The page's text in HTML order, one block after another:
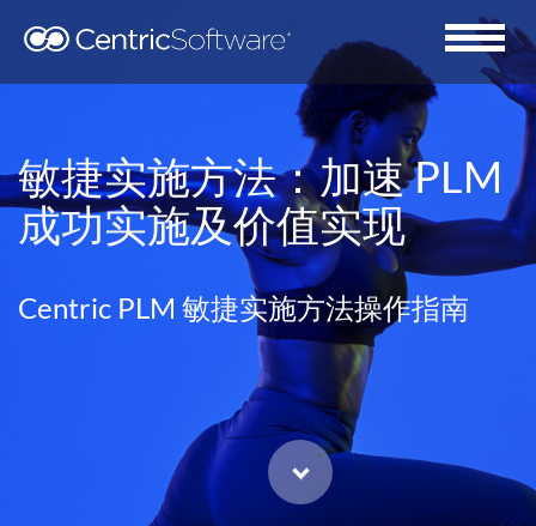
敏捷实施方法：加速 PLM
成功实施及价值实现
Centric PLM 敏捷实施方法操作指南